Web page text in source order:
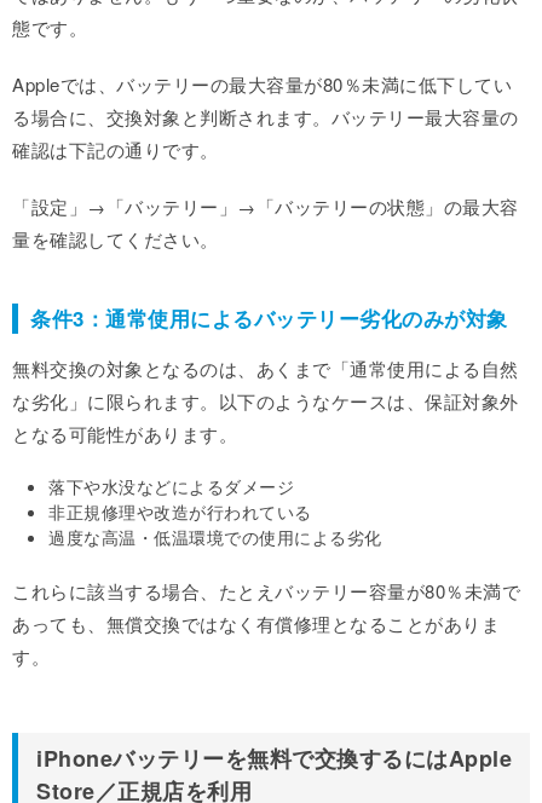
態です。
Appleでは、バッテリーの最大容量が80％未満に低下してい
る場合に、交換対象と判断されます。バッテリー最大容量の
確認は下記の通りです。
「設定」→「バッテリー」→「バッテリーの状態」の最大容
量を確認してください。
条件3：通常使用によるバッテリー劣化のみが対象
無料交換の対象となるのは、あくまで「通常使用による自然
な劣化」に限られます。以下のようなケースは、保証対象外
となる可能性があります。
落下や水没などによるダメージ
非正規修理や改造が行われている
過度な高温・低温環境での使用による劣化
これらに該当する場合、たとえバッテリー容量が80％未満で
あっても、無償交換ではなく有償修理となることがありま
す。
iPhoneバッテリーを無料で交換するにはApple
Store／正規店を利用